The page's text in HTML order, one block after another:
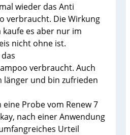
wieder das Anti
verbraucht. Die Wirkung
es aber nur im
nicht ohne ist.
verbraucht. Auch
länger und bin zufrieden
Probe vom Renew 7
nach einer Anwendung
Urteil